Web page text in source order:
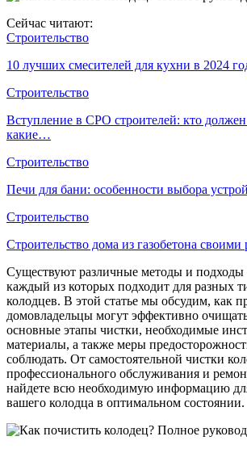
Сейчас читают:
Строительство
10 лучших смесителей для кухни в 2024
Строительство
Вступление в СРО строителей: кто должен
какие…
Строительство
Печи для бани: особенности выбора
Строительство
Строительство дома из газобетона своими
Существуют различные методы и подходы
каждый из которых подходит для разных
колодцев. В этой статье мы обсудим, как
домовладельцы могут эффективно
основные этапы чистки, необходимые
материалы, а также меры
соблюдать. От самостоятельной чистки
профессионального обслуживания и
найдете всю необходимую информацию
вашего колодца в оптимальном состоянии.